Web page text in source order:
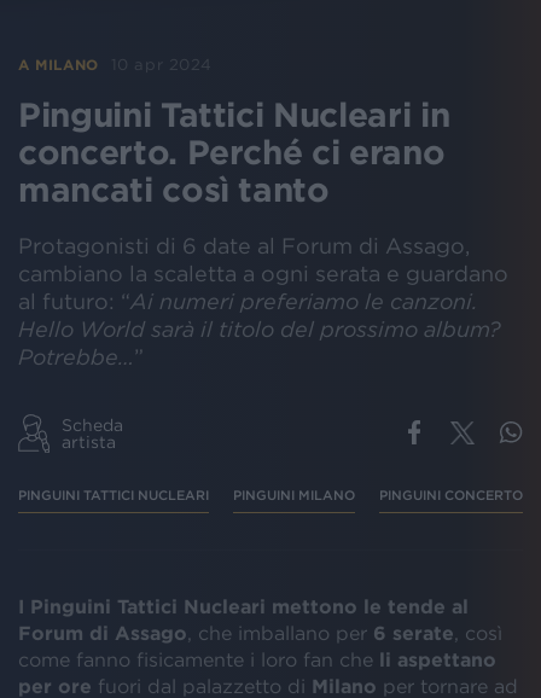
A MILANO 10 apr 2024
Pinguini Tattici Nucleari in
concerto. Perché ci erano
mancati così tanto
Protagonisti di 6 date al Forum di Assago,
cambiano la scaletta a ogni serata e guardano
al futuro: “Ai numeri preferiamo le canzoni.
Hello World sarà il titolo del prossimo album?
Potrebbe… ”
Scheda
artista
PINGUINI TATTICI NUCLEARI PINGUINI MILANO PINGUINI CONCERTO
I Pinguini Tattici Nucleari mettono le tende al
Forum di Assago , che imballano per 6 serate , così
come fanno fisicamente i loro fan che li aspettano
per ore fuori dal palazzetto di Milano per tornare ad